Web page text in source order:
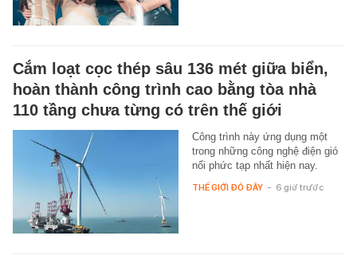
Cắm loạt cọc thép sâu 136 mét giữa biển,
hoàn thành công trình cao bằng tòa nhà
110 tầng chưa từng có trên thế giới
Công trình này ứng dụng một
trong những công nghệ điện gió
nổi phức tạp nhất hiện nay.
THẾ GIỚI ĐÓ ĐÂY - 6 giờ trước